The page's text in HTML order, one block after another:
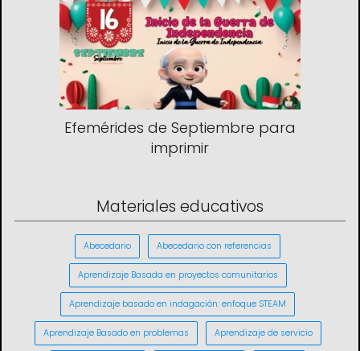
Efemérides de Septiembre para
imprimir
Materiales educativos
Abecedario Abecedario con referencias
Aprendizaje Basada en proyectos comunitarios
Aprendizaje basado en indagación: enfoque STEAM
Aprendizaje Basado en problemas Aprendizaje de servicio